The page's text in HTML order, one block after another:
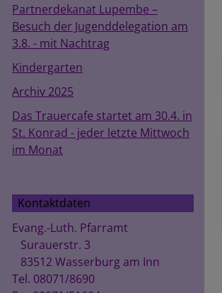
Partnerdekanat Lupembe –
Besuch der Jugenddelegation am
3.8. - mit Nachtrag
Kindergarten
Archiv 2025
Das Trauercafe startet am 30.4. in
St. Konrad - jeder letzte Mittwoch
im Monat
Kontaktdaten
Evang.-Luth. Pfarramt
Surauerstr. 3
83512 Wasserburg am Inn
Tel. 08071/8690